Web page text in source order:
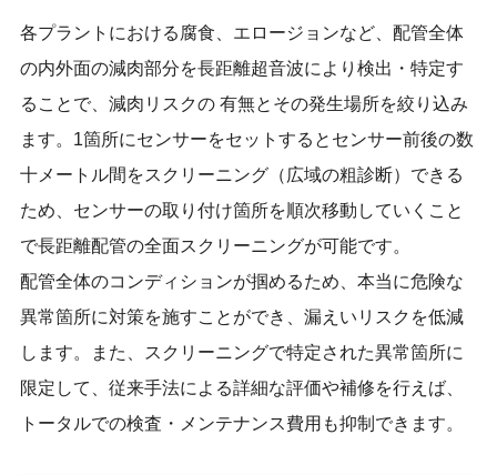
各プラントにおける腐食、エロージョンなど、配管全体
の内外面の減肉部分を長距離超音波により検出・特定す
ることで、減肉リスクの 有無とその発生場所を絞り込み
ます。1箇所にセンサーをセットするとセンサー前後の数
十メートル間をスクリーニング（広域の粗診断）できる
ため、センサーの取り付け箇所を順次移動していくこと
で長距離配管の全面スクリーニングが可能です。
配管全体のコンディションが掴めるため、本当に危険な
異常箇所に対策を施すことができ、漏えいリスクを低減
します。また、スクリーニングで特定された異常箇所に
限定して、従来手法による詳細な評価や補修を行えば、
トータルでの検査・メンテナンス費用も抑制できます。